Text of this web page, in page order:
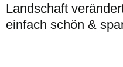
Landschaft
einfach schön &